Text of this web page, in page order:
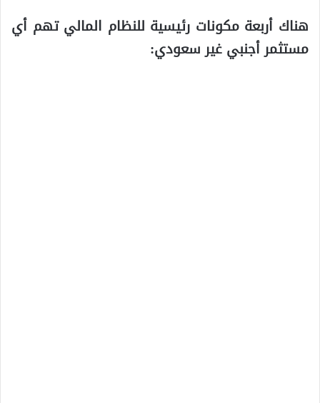
هناك أربعة مكونات رئيسية للنظام المالي تهم أي
مستثمر أجنبي غير سعودي: